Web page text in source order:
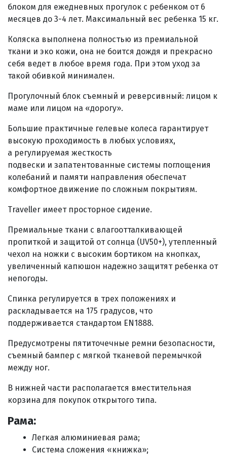
блоком для ежедневных прогулок с ребенком от 6
месяцев до 3-4 лет. Максимальный вес ребенка 15 кг.
Коляска выполнена полностью из премиальной
ткани и эко кожи, она не боится дождя и прекрасно
себя ведет в любое время года. При этом уход за
такой обивкой минимален.
Прогулочный блок съемный и реверсивный: лицом к
маме или лицом на «дорогу».
Большие практичные гелевые колеса гарантирует
высокую проходимость в любых условиях,
а регулируемая жесткость
подвески и запатентованные системы поглощения
колебаний и памяти направления обеспечат
комфортное движение по сложным покрытиям.
Traveller имеет просторное сидение.
Премиальные ткани с влагоотталкивающей
пропиткой и защитой от солнца (UV50+), утепленный
чехол на ножки с высоким бортиком на кнопках,
увеличенный капюшон надежно защитят ребенка от
непогоды.
Спинка регулируется в трех положениях и
раскладывается на 175 градусов, что
поддерживается стандартом EN1888.
Предусмотрены пятиточечные ремни безопасности,
съемный бампер с мягкой тканевой перемычкой
между ног.
В нижней части располагается вместительная
корзина для покупок открытого типа.
Рама:
Легкая алюминиевая рама;
Система сложения «книжка»;